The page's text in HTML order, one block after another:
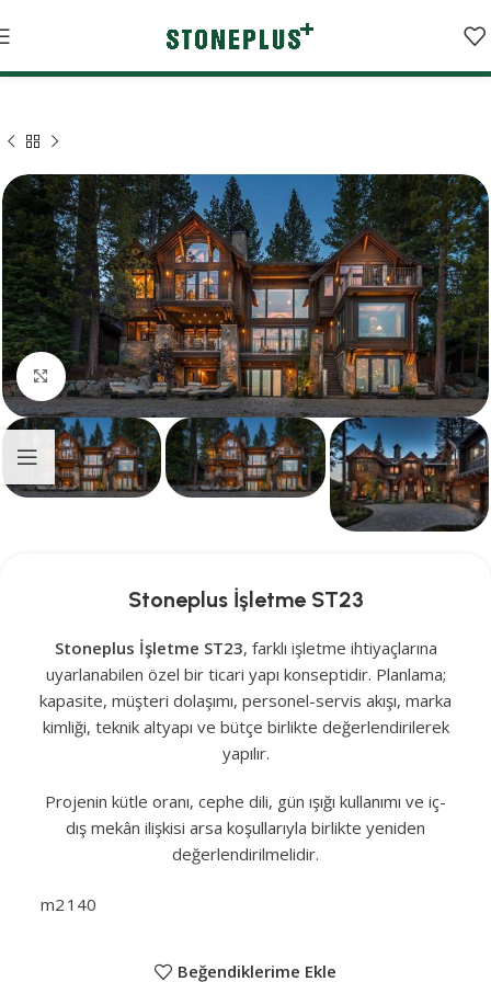
BÜYÜK FORMATLI İNCELE
Stoneplus İşletme ST23
Stoneplus İşletme ST23, farklı işletme ihtiyaçlarına
uyarlanabilen özel bir ticari yapı konseptidir. Planlama;
kapasite, müşteri dolaşımı, personel-servis akışı, marka
kimliği, teknik altyapı ve bütçe birlikte değerlendirilerek
yapılır.
Projenin kütle oranı, cephe dili, gün ışığı kullanımı ve iç-
dış mekân ilişkisi arsa koşullarıyla birlikte yeniden
değerlendirilmelidir.
m2 140
Beğendiklerime Ekle